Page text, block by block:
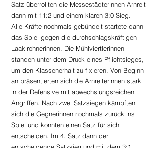
Satz überrollten die Messestädterinnen Arnreit
dann mit 11:2 und einem klaren 3:0 Sieg.
Alle Kräfte nochmals gebündelt startete dann
das Spiel gegen die durchschlagskräftigen
Laakirchnerinnen. Die Mühlviertlerinnen
standen unter dem Druck eines Pflichtsieges,
um den Klassenerhalt zu fixieren. Von Beginn
an präsentierten sich die Arnreiterinnen stark
in der Defensive mit abwechslungsreichen
Angriffen. Nach zwei Satzsiegen kämpften
sich die Gegnerinnen nochmals zurück ins
Spiel und konnten einen Satz für sich
entscheiden. Im 4. Satz dann der